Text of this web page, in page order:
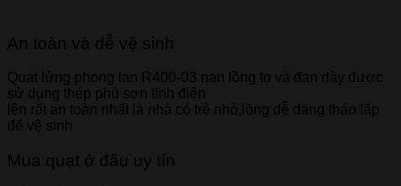
An toàn và dễ vệ sinh
Quạt lửng phong lan R400-03 nan lồng to và đan dày được
sử dụng thép phủ sơn tĩnh điện
lên rất an toàn nhất là nhà có trẻ nhỏ,lồng dễ dàng tháo lắp
để vệ sinh
Mua quạt ở đâu uy tín